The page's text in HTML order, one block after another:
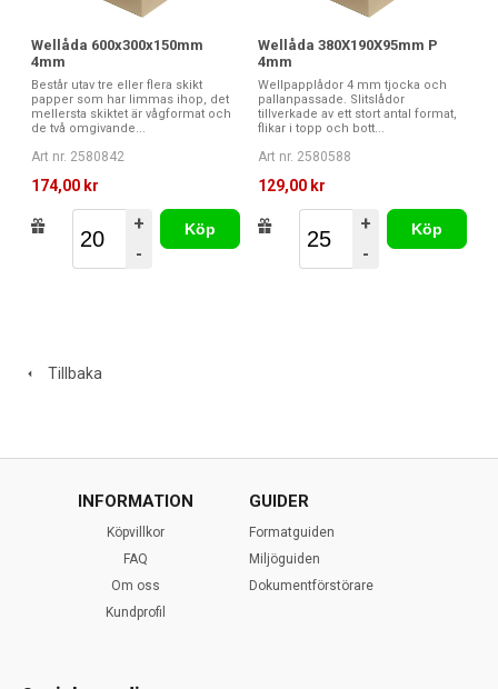
Wellåda 600x300x150mm
4mm
Består utav tre eller flera skikt
papper som har limmas ihop, det
mellersta skiktet är vågformat och
de två omgivande...
Art nr. 2580842
174,00 kr
+
-
Köp
Wellåda 380X190X95mm P
4mm
Wellpapplådor 4 mm tjocka och
pallanpassade. Slitslådor
tillverkade av ett stort antal format,
flikar i topp och bott...
Art nr. 2580588
129,00 kr
+
-
Köp
Tillbaka
INFORMATION
Köpvillkor
FAQ
Om oss
Kundprofil
GUIDER
Formatguiden
Miljöguiden
Dokumentförstörare